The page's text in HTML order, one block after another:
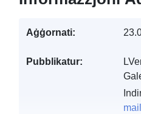
Aġġornati:
Pubblikatur: